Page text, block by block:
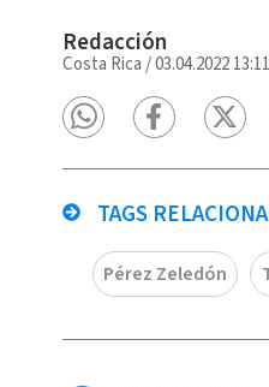
Redacción
Costa Rica /03.04.2022
TAGS
Pérez Zeledón